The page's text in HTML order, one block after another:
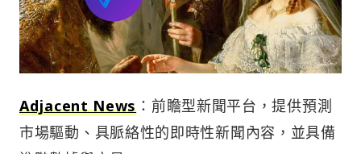
Adjacent News ：前瞻型新聞平台，提供預測
市場驅動、具脈絡性的即時性新聞內容，並具備